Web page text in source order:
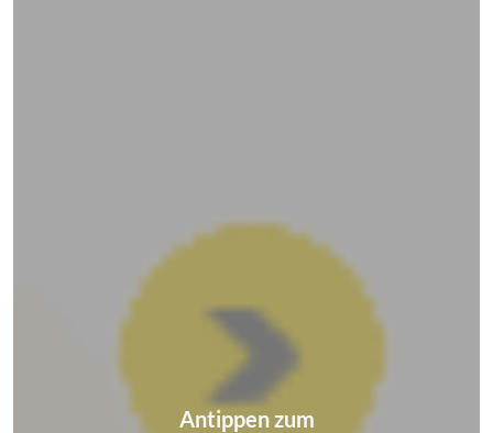
Antippen zum